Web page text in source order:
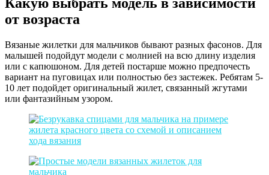
Какую выбрать модель в зависимости
от возраста
Вязаные жилетки для мальчиков бывают разных фасонов. Для
малышей подойдут модели с молнией на всю длину изделия
или с капюшоном. Для детей постарше можно предпочесть
вариант на пуговицах или полностью без застежек. Ребятам 5-
10 лет подойдет оригинальный жилет, связанный жгутами
или фантазийным узором.